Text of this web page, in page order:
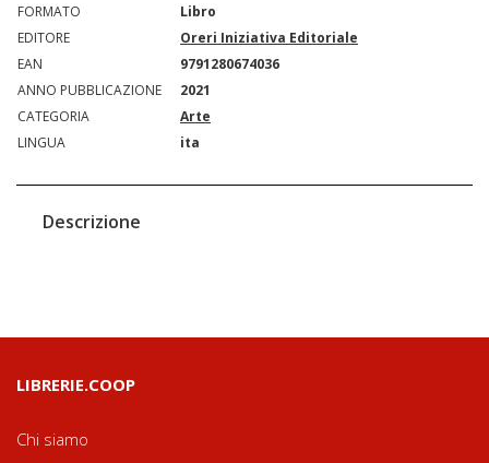
FORMATO
Libro
EDITORE
Oreri Iniziativa Editoriale
EAN
9791280674036
ANNO PUBBLICAZIONE
2021
CATEGORIA
Arte
LINGUA
ita
Descrizione
LIBRERIE.COOP
Chi siamo